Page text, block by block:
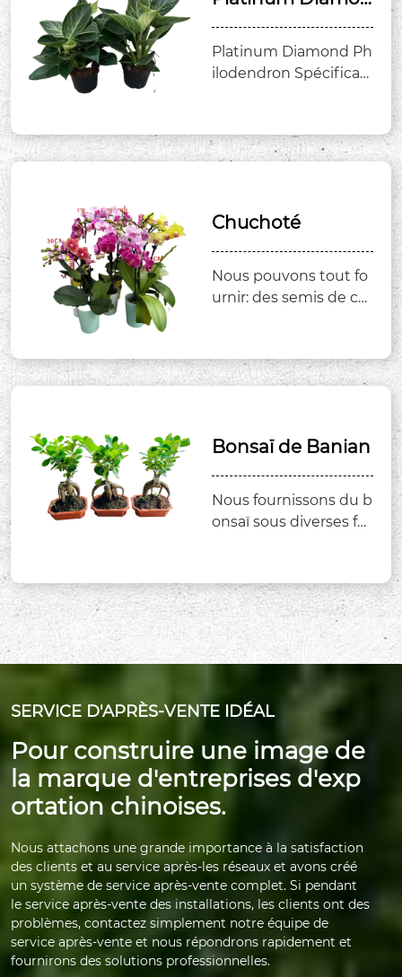
Platinum Diamond Ph
ilodendron Spécificati
is.
Chuchoté
Nous pouvons tout fo
urnir: des semis de cul
nombreuses couleurs
et caractéristiques. Bo
Bonsaï de Banian
Nous fournissons du b
onsaï sous diverses for
à un bonsaï en forme
de S.
SERVICE D'APRÈS-VENTE IDÉAL
Pour construire une image de
la marque d'entreprises d'exp
ortation chinoises.
Nous attachons une grande importance à la satisfaction
des clients et au service après-les réseaux et avons créé
un système de service après-vente complet. Si pendant
le service après-vente des installations, les clients ont des
problèmes, contactez simplement notre équipe de
service après-vente et nous répondrons rapidement et
fournirons des solutions professionnelles.